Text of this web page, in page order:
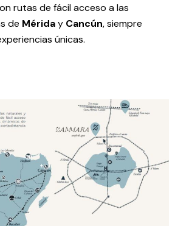
rutas de fácil acceso a las
de Mériday Cancún, siempre
únicas.